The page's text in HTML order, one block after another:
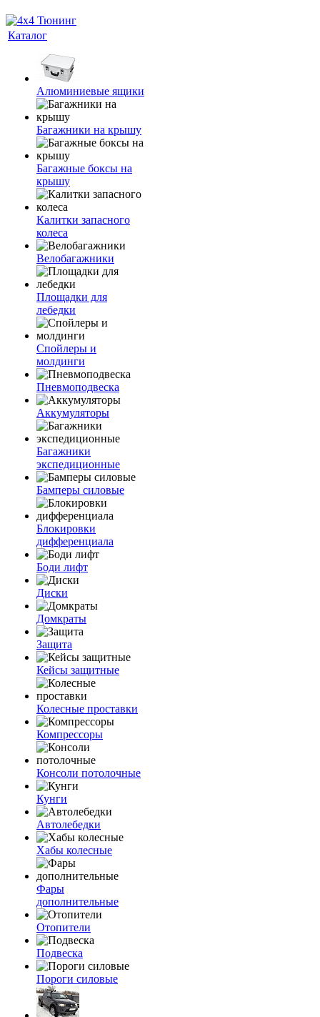
Каталог
Алюминиевые ящики
Багажники на крышу
Багажные боксы на
крышу
Калитки запасного
колеса
Велобагажники
Площадки для
лебедки
Спойлеры и
молдинги
Пневмоподвеска
Аккумуляторы
Багажники
экспедиционные
Бамперы силовые
Блокировки
дифференциала
Боди лифт
Диски
Домкраты
Защита
Кейсы защитные
Колесные проставки
Компрессоры
Консоли потолочные
Кунги
Автолебедки
Хабы колесные
Фары
дополнительные
Отопители
Подвеска
Пороги силовые